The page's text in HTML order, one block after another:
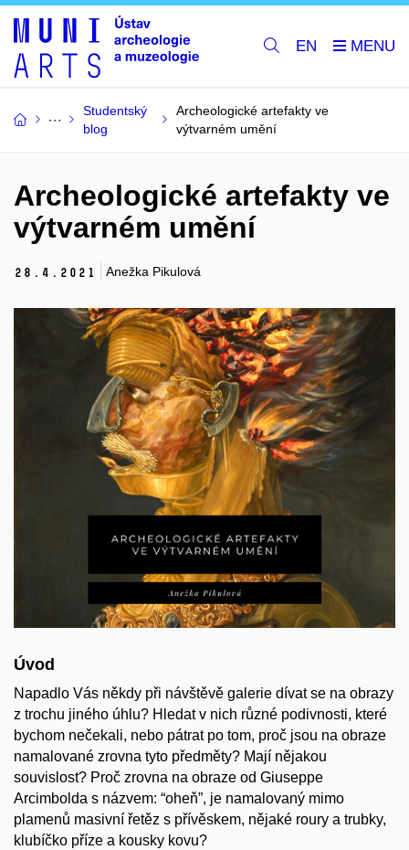
EN
Studentský
blog
Archeologické artefakty ve
výtvarném umění
Archeologické artefakty ve
výtvarném umění
28. 4. 2021 Anežka Pikulová
Úvod
Napadlo Vás někdy při návštěvě galerie dívat se na obrazy
z trochu jiného úhlu? Hledat v nich různé podivnosti, které
bychom nečekali, nebo pátrat po tom, proč jsou na obraze
namalované zrovna tyto předměty? Mají nějakou
souvislost? Proč zrovna na obraze od Giuseppe
Arcimbolda s názvem: “oheň”, je namalovaný mimo
plamenů masivní řetěz s přívěskem, nějaké roury a trubky,
klubíčko příze a kousky kovu?